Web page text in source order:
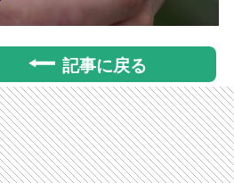
記事に戻る